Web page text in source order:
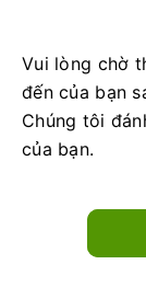
Vui lòng chờ
đến của bạn
Chúng tôi
của bạn.